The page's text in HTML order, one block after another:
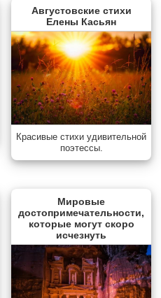
Августовские стихи
Елены Касьян
Красивые стихи удивительной
поэтессы.
Мировые
достопримечательности,
которые могут скоро
исчезнуть